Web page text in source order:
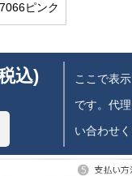
ピンク
込)
ここで表
です。代
い合わせく